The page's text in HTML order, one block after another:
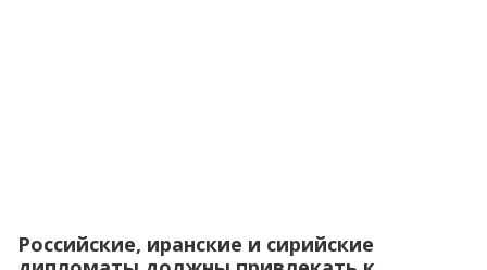
Российские, иранские и сирийские